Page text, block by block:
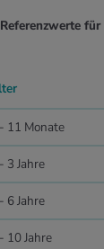
Referenzwerte
11 Monate
3 Jahre
6 Jahre
10 Jahre